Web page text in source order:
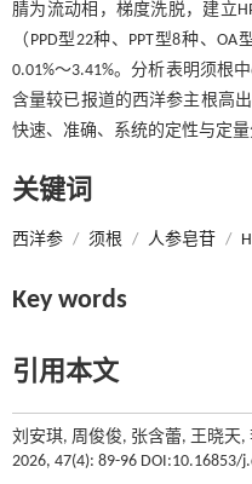
腈为流动相，梯度洗脱，建立
（PPD型22种、PPT型8种、
0.01%～3.41%。分析表明须根
含量较已报道的西洋参主根高
快速、准确、系统的定性与定
关键词
西洋参 / 须根 / 人参皂苷 /
Key words
引用本文
刘安琪, 周俊俊, 张含蕾, 王晓天,
2026, 47(4): 89-96 DOI:10.16853/